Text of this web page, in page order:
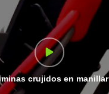
crujidos en manillar